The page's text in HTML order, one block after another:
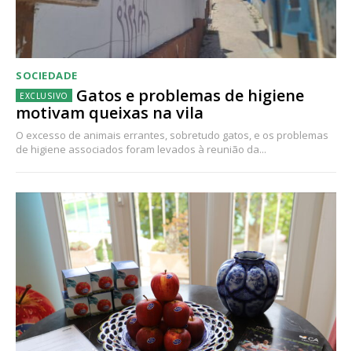
SOCIEDADE
Gatos e problemas de higiene
motivam queixas na vila
O excesso de animais errantes, sobretudo gatos, e os problemas
de higiene associados foram levados à reunião da...